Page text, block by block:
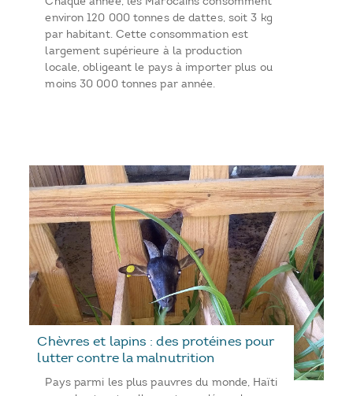
environ 120 000 tonnes de dattes, soit 3 kg
par habitant. Cette consommation est
largement supérieure à la production
locale, obligeant le pays à importer plus ou
moins 30 000 tonnes par année.
Chèvres et lapins : des protéines pour
lutter contre la malnutrition
Pays parmi les plus pauvres du monde, Haïti